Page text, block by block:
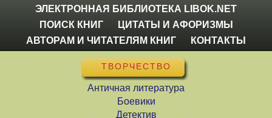
ЭЛЕКТРОННАЯ БИБЛИОТЕКА LIBOK.NET
ПОИСК КНИГ
ЦИТАТЫ И АФОРИЗМЫ
АВТОРАМ И ЧИТАТЕЛЯМ КНИГ
КОНТАКТЫ
ТВОРЧЕСТВО
Античная литература
Боевики
Детектив